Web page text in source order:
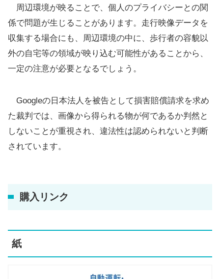
周辺環境が映ることで、個人のプライバシーとの関
係で問題が生じることがあります。走行映像データを
収集する場合にも、周辺環境の中に、歩行者の容貌以
外の自宅等の領域が映り込む可能性があることから、
一定の注意が必要となるでしょう。
Googleの日本法人を被告として損害賠償請求を求め
た裁判では、画像から得られる物が何であるか判然と
しないことが重視され、違法性は認められないと判断
されています。
購入リンク
紙